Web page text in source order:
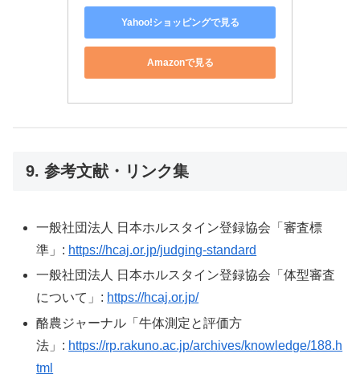
Yahoo!ショッピングで見る
Amazonで見る
9. 参考文献・リンク集
一般社団法人 日本ホルスタイン登録協会「審査標
準」: https://hcaj.or.jp/judging-standard
一般社団法人 日本ホルスタイン登録協会「体型審査
について」: https://hcaj.or.jp/
酪農ジャーナル「牛体測定と評価方
法」: https://rp.rakuno.ac.jp/archives/knowledge/188.h
tml